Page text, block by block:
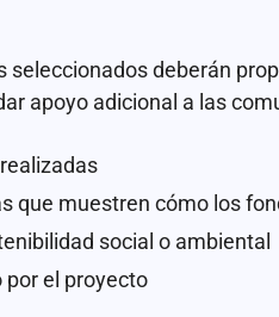
seleccionados deberán
apoyo adicional a las
que muestren cómo los
social o ambiental
el proyecto